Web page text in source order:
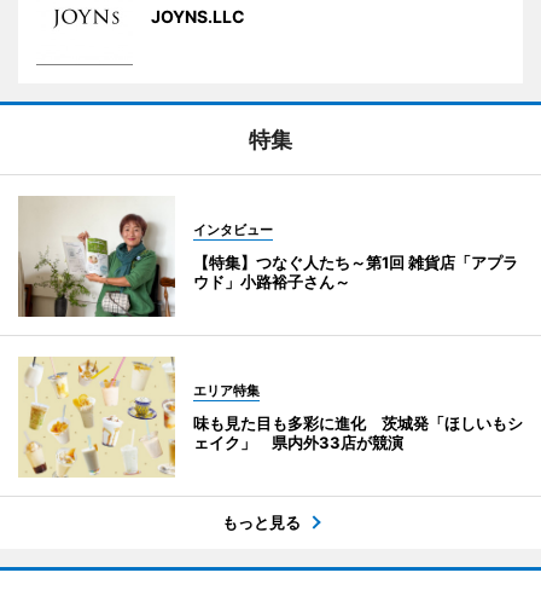
JOYNS.LLC
特集
インタビュー
【特集】つなぐ人たち～第1回 雑貨店「アプラ
ウド」小路裕子さん～
エリア特集
味も見た目も多彩に進化 茨城発「ほしいもシ
ェイク」 県内外33店が競演
もっと見る